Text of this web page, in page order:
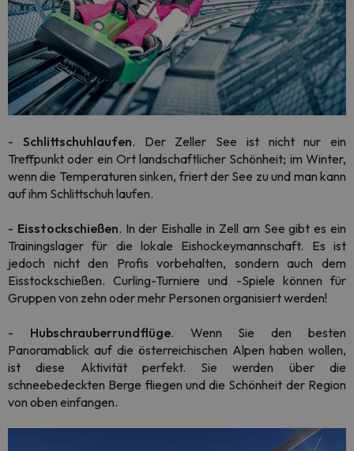
- Schlittschuhlaufen. Der Zeller See ist nicht nur ein
Treffpunkt oder ein Ort landschaftlicher Schönheit; im Winter,
wenn die Temperaturen sinken, friert der See zu und man kann
auf ihm Schlittschuh laufen.
- Eisstockschießen. In der Eishalle in Zell am See gibt es ein
Trainingslager für die lokale Eishockeymannschaft. Es ist
jedoch nicht den Profis vorbehalten, sondern auch dem
Eisstockschießen. Curling-Turniere und -Spiele können für
Gruppen von zehn oder mehr Personen organisiert werden!
- Hubschrauberrundflüge. Wenn Sie den besten
Panoramablick auf die österreichischen Alpen haben wollen,
ist diese Aktivität perfekt. Sie werden über die
schneebedeckten Berge fliegen und die Schönheit der Region
von oben einfangen.